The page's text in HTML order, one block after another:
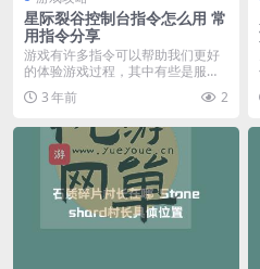
星际裂谷控制台指令怎么用 常
用指令分享
游戏有许多指令可以帮助我们更好
的体验游戏过程，其中有些是服务
器管理员专用的，有些...
3 年前 2